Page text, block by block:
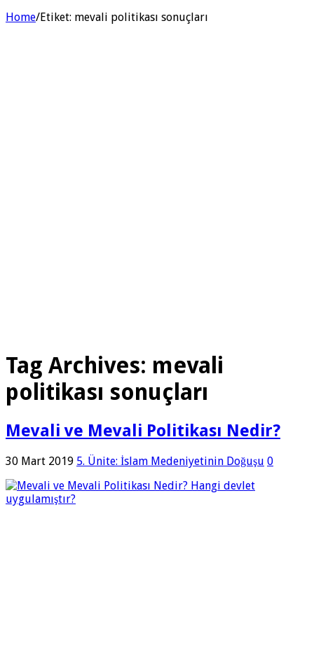
Home/Etiket: mevali politikası sonuçları
Tag Archives: mevali
politikası sonuçları
Mevali ve Mevali Politikası Nedir?
30 Mart 2019 5. Ünite: İslam Medeniyetinin Doğuşu 0